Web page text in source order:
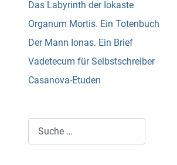
Das Labyrinth der Iokaste
Organum Mortis. Ein Totenbuch
Der Mann Ionas. Ein Brief
Vadetecum für Selbstschreiber
Casanova-Etuden